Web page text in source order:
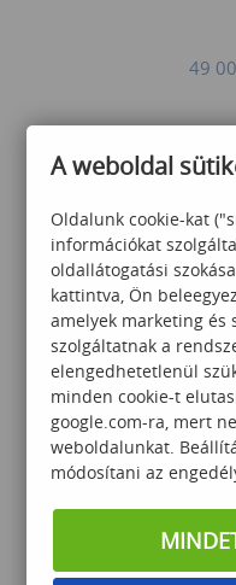
49
Excel macro
– Basic Excel
(angol
107
A weboldal
Oldalunk cookie-kat
információkat
oldallátogatási
kattintva, Ön
amelyek marketing és
szolgáltatnak a
elengedhetetlenül
minden cookie-t
google.com-ra, mert
weboldalunkat.
módosítani az